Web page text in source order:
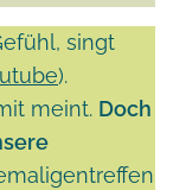
singt
).
meint. Doch